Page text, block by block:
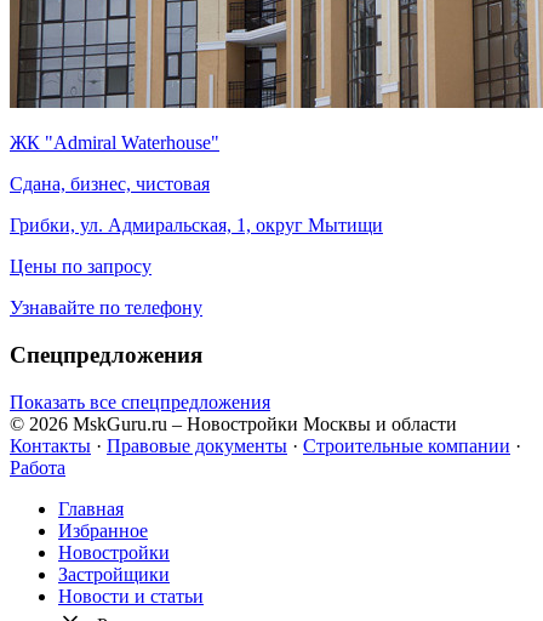
ЖК "Admiral Waterhouse"
Сдана, бизнес, чистовая
Грибки, ул. Адмиральская, 1, округ Мытищи
Цены по запросу
Узнавайте по телефону
Спецпредложения
Показать все спецпредложения
© 2026 MskGuru.ru – Новостройки Москвы и области
Контакты · Правовые документы · Строительные компании ·
Работа
Главная
Избранное
Новостр ойки
Застройщики
Новости и статьи